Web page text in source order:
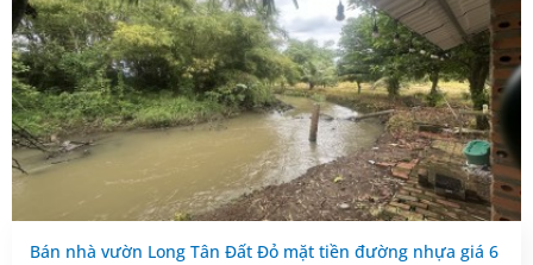
Bán nhà vườn Long Tân Đất Đỏ mặt tiền đường nhựa giá 6